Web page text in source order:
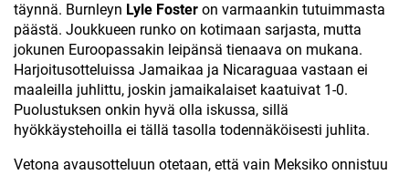
täynnä. Burnleyn Lyle Foster on varmaankin tutuimmasta
päästä. Joukkueen runko on kotimaan sarjasta, mutta
jokunen Euroopassakin leipänsä tienaava on mukana.
Harjoitusotteluissa Jamaikaa ja Nicaraguaa vastaan ei
maaleilla juhlittu, joskin jamaikalaiset kaatuivat 1-0.
Puolustuksen onkin hyvä olla iskussa, sillä
hyökkäystehoilla ei tällä tasolla todennäköisesti juhlita.
Vetona avausotteluun otetaan, että vain Meksiko onnistuu